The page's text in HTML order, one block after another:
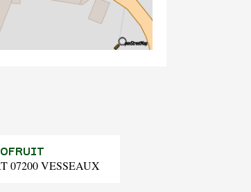
07200 VESSEAUX